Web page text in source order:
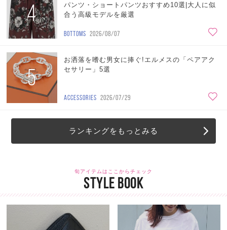
4
パンツ・ショートパンツおすすめ10選|大人に似
合う高級モデルを厳選
BOTTOMS 2026/08/07
5
お洒落を嗜む男女に捧ぐ!エルメスの「ペアアク
セサリー」5選
ACCESSORIES 2026/07/29
ランキングをもっとみる
旬アイテムはここからチェック
STYLE BOOK